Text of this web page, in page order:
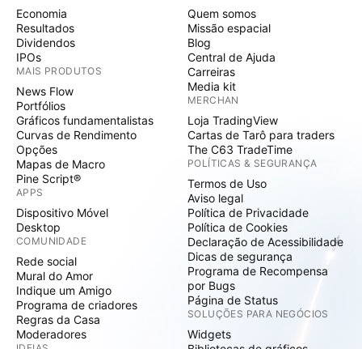
Economia
Resultados
Dividendos
IPOs
MAIS PRODUTOS
News Flow
Portfólios
Gráficos fundamentalistas
Curvas de Rendimento
Opções
Mapas de Macro
Pine Script®
APPS
Dispositivo Móvel
Desktop
COMUNIDADE
Rede social
Mural do Amor
Indique um Amigo
Programa de criadores
Regras da Casa
Moderadores
Quem somos
Missão espacial
Blog
Central de Ajuda
Carreiras
Media kit
MERCHAN
Loja TradingView
Cartas de Tarô para traders
The C63 TradeTime
POLÍTICAS & SEGURANÇA
Termos de Uso
Aviso legal
Política de Privacidade
Política de Cookies
Declaração de Acessibilidade
Dicas de segurança
Programa de Recompensa
por Bugs
Página de Status
SOLUÇÕES PARA NEGÓCIOS
Widgets